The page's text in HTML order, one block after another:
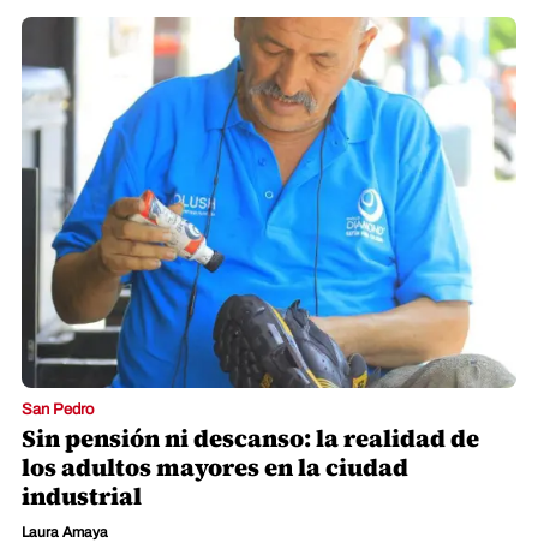
San Pedro
Sin pensión ni descanso: la realidad de
los adultos mayores en la ciudad
industrial
Laura Amaya